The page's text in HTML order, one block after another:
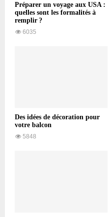
Préparer un voyage aux USA :
quelles sont les formalités à
remplir ?
6035
Des idées de décoration pour
votre balcon
5848